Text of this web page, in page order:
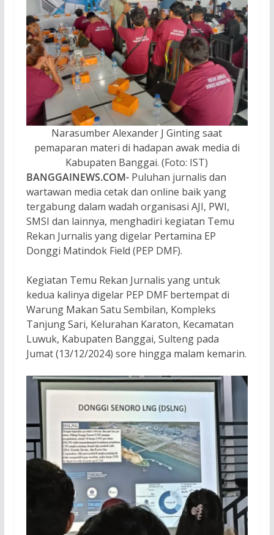
Narasumber Alexander J Ginting saat
pemaparan materi di hadapan awak media di
Kabupaten Banggai. (Foto: IST)
BANGGAINEWS.COM- Puluhan jurnalis dan
wartawan media cetak dan online baik yang
tergabung dalam wadah organisasi AJI, PWI,
SMSI dan lainnya, menghadiri kegiatan Temu
Rekan Jurnalis yang digelar Pertamina EP
Donggi Matindok Field (PEP DMF).
Kegiatan Temu Rekan Jurnalis yang untuk
kedua kalinya digelar PEP DMF bertempat di
Warung Makan Satu Sembilan, Kompleks
Tanjung Sari, Kelurahan Karaton, Kecamatan
Luwuk, Kabupaten Banggai, Sulteng pada
Jumat (13/12/2024) sore hingga malam kemarin.